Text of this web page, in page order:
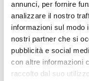
annunci, per fornire
analizzare il nostro
informazioni sul modo
nostri partner che si
pubblicità e social
con altre informazioni
raccolto dal suo